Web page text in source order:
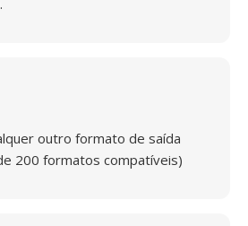
outro formato de saída
200 formatos compatíveis)